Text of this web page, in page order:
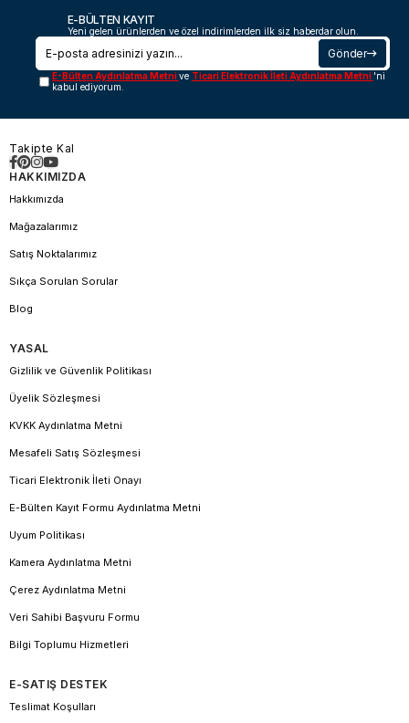
E-BÜLTEN KAYIT
Yeni gelen ürünlerden ve özel indirimlerden ilk siz haberdar olun.
Gönder
E-Bülten Aydınlatma Metnive Ticari Elektronik İleti Aydınlatma Metni 'ni
kabul ediyorum.
Takipte Kal
HAKKIMIZDA
Hakkımızda
Mağazalarımız
Satış Noktalarımız
Sıkça Sorulan Sorular
Blog
YASAL
Gizlilik ve Güvenlik Politikası
Üyelik Sözleşmesi
KVKK Aydınlatma Metni
Mesafeli Satış Sözleşmesi
Ticari Elektronik İleti Onayı
E-Bülten Kayıt Formu Aydınlatma Metni
Uyum Politikası
Kamera Aydınlatma Metni
Çerez Aydınlatma Metni
Veri Sahibi Başvuru Formu
Bilgi Toplumu Hizmetleri
E-SATIŞ DESTEK
Teslimat Koşulları